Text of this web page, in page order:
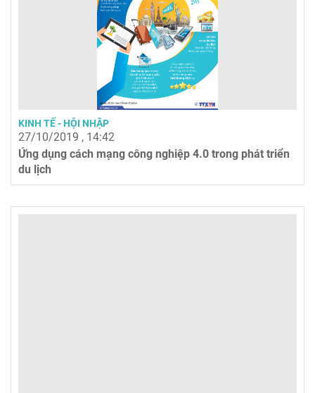
KINH TẾ - HỘI NHẬP
27/10/2019 , 14:42
Ứng dụng cách mạng công nghiệp 4.0 trong phát triển
du lịch